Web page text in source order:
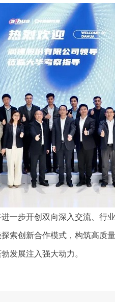
步开创双向深入交流、行
索创新合作模式，构筑高质
发展注入强大动力。